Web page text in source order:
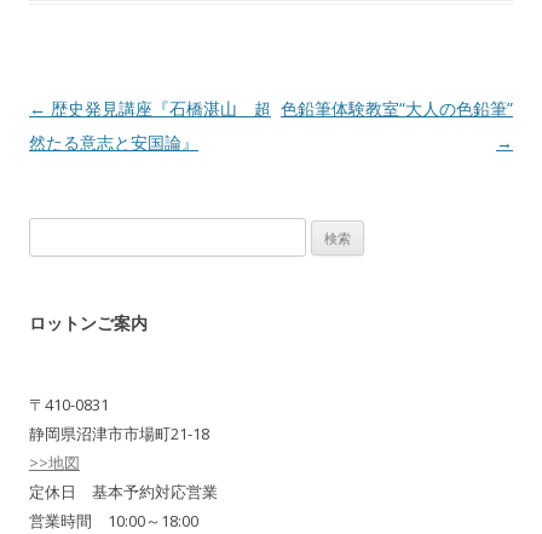
Post navigation
← 歴史発見講座『石橋湛山 超
然たる意志と安国論』
色鉛筆体験教室“大人の色鉛筆”
→
索:
ロットンご案内
〒410-0831
静岡県沼津市市場町21-18
>>地図
定休日 基本予約対応営業
営業時間 10:00～18:00